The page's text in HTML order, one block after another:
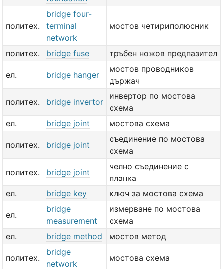
политех.
bridge four-
terminal
network
мостов четириполюсник
политех. bridge fuse тръбен ножов предпазител
ел. bridge hanger
мостов проводников
държач
политех. bridge invertor
инвертор по мостова
схема
ел.
bridge joint мостова схема
политех. bridge joint
съединение по мостова
схема
политех. bridge joint
челно съединение с
планка
ел.
bridge key ключ за мостова схема
ел.
bridge
measurement
измерване по мостова
схема
ел.
bridge method мостов метод
политех.
bridge
network
мостова схема